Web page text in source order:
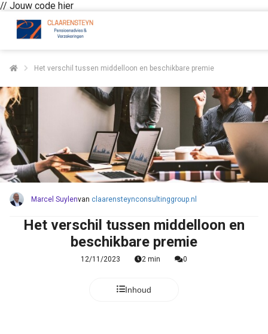
// Jouw code hier
Het verschil tussen middelloon en beschikbare premie
Marcel Suylenvan claarensteynconsultinggroup.nl
Het verschil tussen middelloon en
beschikbare premie
12/11/2023 2 min 0
Inhoud
zijn
te
gebruikt